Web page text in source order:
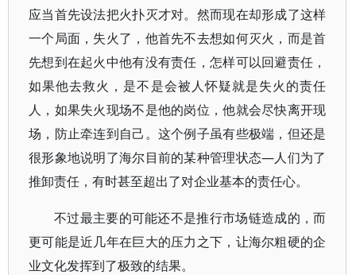
应当首先设法把火扑灭才对。然而现在却形成了这样
一个局面，失火了，他首先不去想如何灭火，而是首
先想到在起火中他有没有责任，怎样可以回避责任，
如果他去救火，是不是会被人怀疑就是失火的责任
人，如果失火现场不是他的岗位，他就会尽快离开现
场，防止牵连到自己。这个例子虽有些极端，但还是
很形象地说明了海尔目前的某种管理状态—人们为了
推卸责任，有时甚至超出了对企业基本的责任心。
不过最主要的可能还不是推行市场链造成的，而
更可能是近几年在巨大的压力之下，让海尔粗硬的企
业文化发挥到了极致的结果。